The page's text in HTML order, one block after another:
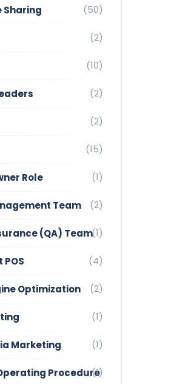
Sharing (50)
(2)
(10)
(2)
(2)
(15)
Role (1)
Team (2)
(QA) Team(1)
(4)
Optimization (2)
(1)
Marketing (1)
Procedure
(1)